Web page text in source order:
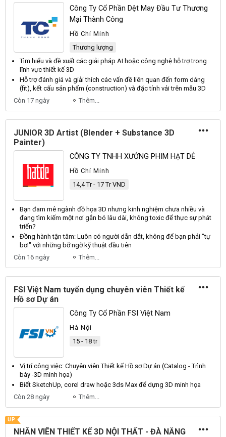
Công Ty Cổ Phần Dệt May Đầu Tư Thương
Mại Thành Công
Hồ Chí Minh
Thương lượng
Tìm hiểu và đề xuất các giải pháp AI hoặc công nghệ hỗ trợ trong
lĩnh vựcthiết kế 3D
Hỗ trợ đánh giá và giải thích các vấn đề liên quan đến form dáng
(fit), kết cấu sản phẩm (construction) và đặc tính vải trên mẫu 3D
Còn 17 ngày
Thêm...
JUNIOR 3D Artist (Blender + Substance 3D
Painter)
CÔNG TY TNHH XƯỞNG PHIM HẠT DẺ
Hồ Chí Minh
14,4 Tr - 17 Tr VND
Bạn đam mê ngành đồ họa 3D nhưng kinh nghiệm chưa nhiều và
đang tìm kiếm một nơi gắn bó lâu dài, không toxic để thực sự phát
triển?
Đồng hành tận tâm: Luôn có người dẫn dắt, không để bạn phải "tự
bơi" với những bỡ ngỡ kỹ thuật đầu tiên
Còn 16 ngày
Thêm...
FSI Việt Nam tuyển dụng chuyên viên Thiết kế
Hồ sơ Dự án
Công Ty Cổ Phần FSI Việt Nam
Hà Nội
15 - 18 tr
Vị trí công việc: Chuyên viên Thiết kế Hồ sơ Dự án (Catalog - Trình
bày -3D minh họa)
Biết SketchUp, corel draw hoặc 3ds Max để dựng 3D minh họa
Còn 28 ngày
Thêm...
UP
NHÂN VIÊN THIẾT KẾ 3D NỘI THẤT - ĐÀ NẴNG